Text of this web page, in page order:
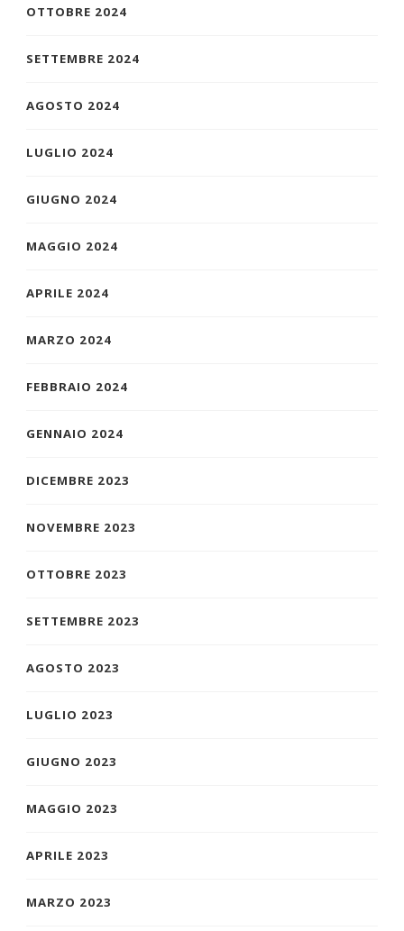
OTTOBRE 2024
SETTEMBRE 2024
AGOSTO 2024
LUGLIO 2024
GIUGNO 2024
MAGGIO 2024
APRILE 2024
MARZO 2024
FEBBRAIO 2024
GENNAIO 2024
DICEMBRE 2023
NOVEMBRE 2023
OTTOBRE 2023
SETTEMBRE 2023
AGOSTO 2023
LUGLIO 2023
GIUGNO 2023
MAGGIO 2023
APRILE 2023
MARZO 2023